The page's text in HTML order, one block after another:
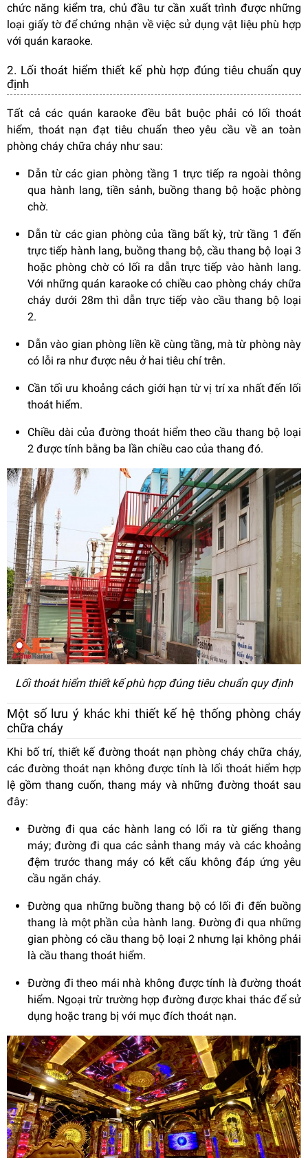
chức năng kiểm tra, chủ đầu tư cần xuất trình được những
loại giấy tờ để chứng nhận về việc sử dụng vật liệu phù hợp
với quán karaoke.
2. Lối thoát hiểm thiết kế phù hợp đúng tiêu chuẩn quy
định
Tất cả các quán karaoke đều bắt buộc phải có lối thoát
hiểm, thoát nạn đạt tiêu chuẩn theo yêu cầu về an toàn
phòng cháy chữa cháy như sau:
Dẫn từ các gian phòng tầng 1 trực tiếp ra ngoài thông
qua hành lang, tiền sảnh, buồng thang bộ hoặc phòng
chờ.
Dẫn từ các gian phòng của tầng bất kỳ, trừ tầng 1 đến
trực tiếp hành lang, buồng thang bộ, cầu thang bộ loại 3
hoặc phòng chờ có lối ra dẫn trực tiếp vào hành lang.
Với những quán karaoke có chiều cao phòng cháy chữa
cháy dưới 28m thì dẫn trực tiếp vào cầu thang bộ loại
2.
Dẫn vào gian phòng liền kề cùng tầng, mà từ phòng này
có lỗi ra như được nêu ở hai tiêu chí trên.
Cần tối ưu khoảng cách giới hạn từ vị trí xa nhất đến lối
thoát hiểm.
Chiều dài của đường thoát hiểm theo cầu thang bộ loại
2 được tính bằng ba lần chiều cao của thang đó.
Lối thoát hiểm thiết kế phù hợp đúng tiêu chuẩn quy định
Một số lưu ý khác khi thiết kế hệ thống phòng cháy
chữa cháy
Khi bố trí, thiết kế đường thoát nạn phòng cháy chữa cháy,
các đường thoát nạn không được tính là lối thoát hiểm hợp
lệ gồm thang cuốn, thang máy và những đường thoát sau
đây:
Đường đi qua các hành lang có lối ra từ giếng thang
máy; đường đi qua các sảnh thang máy và các khoảng
đệm trước thang máy có kết cấu không đáp ứng yêu
cầu ngăn cháy.
Đường qua những buồng thang bộ có lối đi đến buồng
thang là một phần của hành lang. Đường đi qua những
gian phòng có cầu thang bộ loại 2 nhưng lại không phải
là cầu thang thoát hiểm.
Đường đi theo mái nhà không được tính là đường thoát
hiểm. Ngoại trừ trường hợp đường được khai thác để sử
dụng hoặc trang bị với mục đích thoát nạn.